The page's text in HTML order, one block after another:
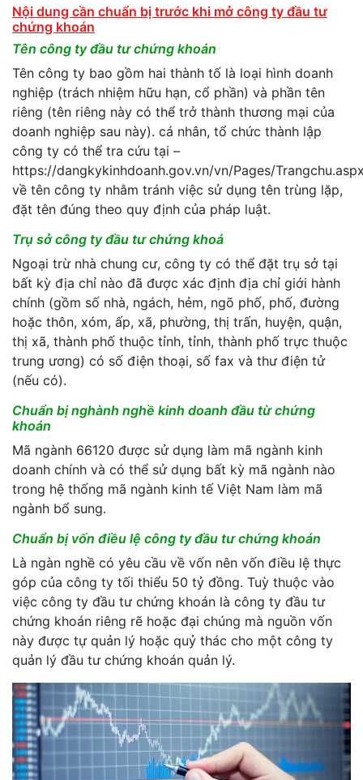
Nội dung cần chuẩn bị trước khi mở công ty đầu tư
chứng khoán
Tên công ty đầu tư chứng khoán
Tên công ty bao gồm hai thành tố là loại hình doanh
nghiệp (trách nhiệm hữu hạn, cổ phần) và phần tên
riêng (tên riêng này có thể trở thành thương mại của
doanh nghiệp sau này). cá nhân, tổ chức thành lập
công ty có thể tra cứu tại –
https://dangkykinhdoanh.gov.vn/vn/Pages/
về tên công ty nhằm tránh việc sử dụng tên trùng lặp,
đặt tên đúng theo quy định của pháp luật.
Trụ sở công ty đầu tư chứng khoá
Ngoại trừ nhà chung cư, công ty có thể đặt trụ sở tại
bất kỳ địa chỉ nào đã được xác định địa chỉ giới hành
chính (gồm số nhà, ngách, hẻm, ngõ phố, phố, đường
hoặc thôn, xóm, ấp, xã, phường, thị trấn, huyện, quận,
thị xã, thành phố thuộc tỉnh, tỉnh, thành phố trực thuộc
trung ương) có số điện thoại, số fax và thư điện tử
(nếu có).
Chuẩn bị nghành nghề kinh doanh đầu từ chứng
khoán
Mã ngành 66120 được sử dụng làm mã ngành kinh
doanh chính và có thể sử dụng bất kỳ mã ngành nào
trong hệ thống mã ngành kinh tế Việt Nam làm mã
ngành bổ sung.
Chuẩn bị vốn điều lệ công ty đầu tư chứng khoán
Là ngàn nghề có yêu cầu về vốn nên vốn điều lệ thực
góp của công ty tối thiểu 50 tỷ đồng. Tuỳ thuộc vào
việc công ty đầu tư chứng khoán là công ty đầu tư
chứng khoán riêng rẽ hoặc đại chúng mà nguồn vốn
này được tự quản lý hoặc quỷ thác cho một công ty
quản lý đầu tư chứng khoán quản lý.